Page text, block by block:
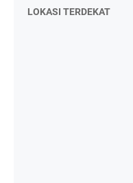
LOKASI TERDEKAT